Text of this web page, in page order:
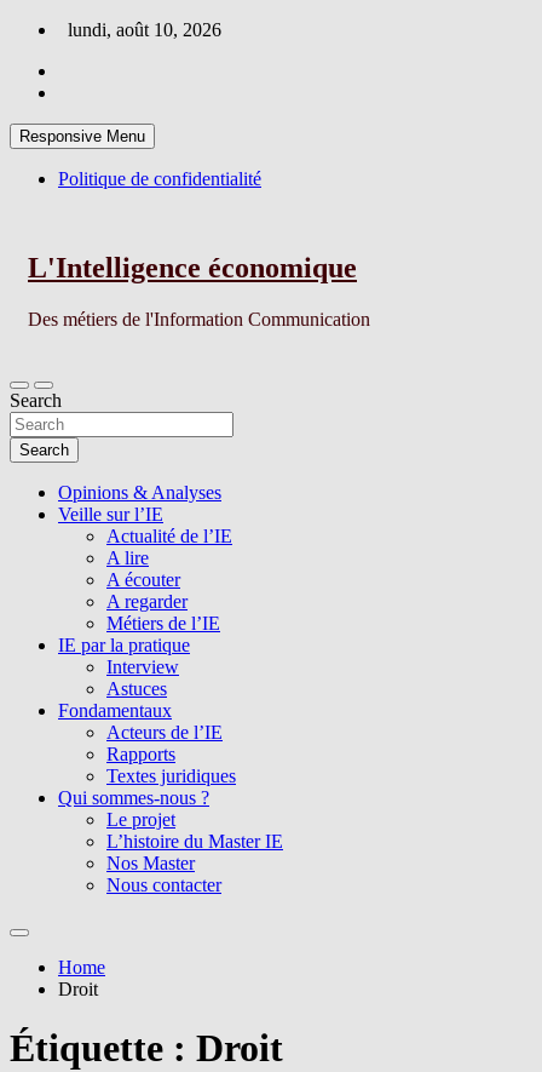
Skip
content
lundi, août 10, 2026
Responsive Menu
Politique de confidentialité
L'Intelligence économique
Des métiers de l'Information Communication
Search
Search
Opinions & Analyses
Veille sur l’IE
Actualité de l’IE
A lire
A écouter
A regarder
Métiers de l’IE
IE par la pratique
Interview
Astuces
Fondamentaux
Acteurs de l’IE
Rapports
Textes juridiques
Qui sommes-nous ?
Le projet
L’histoire du Master IE
Nos Master
Nous contacter
Home
Droit
Étiquette : Droit